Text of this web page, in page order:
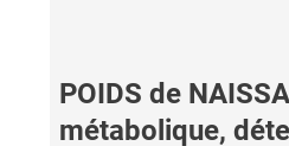
POIDS de
métabolique,